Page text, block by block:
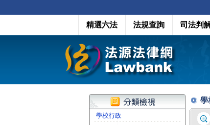
精選六法 法規查詢 司法判
學校行政
學